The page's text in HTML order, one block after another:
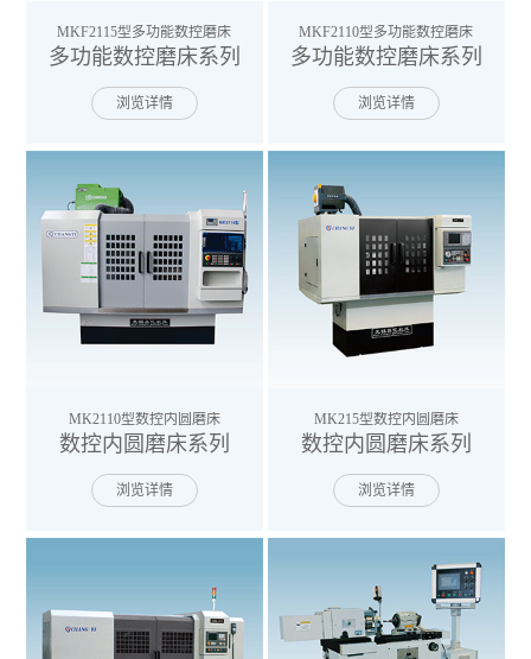
MKF2115型多功能数控磨床
多功能数控磨床系列
浏览详情
MKF2110型多功能数控磨床
多功能数控磨床系列
浏览详情
MK2110型数控内圆磨床
数控内圆磨床系列
浏览详情
MK215型数控内圆磨床
数控内圆磨床系列
浏览详情